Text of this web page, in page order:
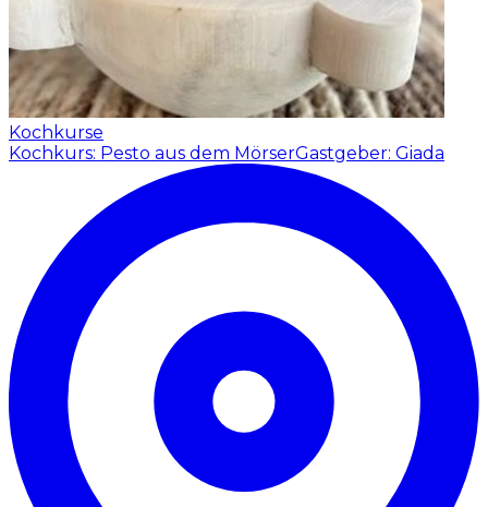
Kochkurse
Kochkurs: Pesto aus dem MörserGastgeber: Giada